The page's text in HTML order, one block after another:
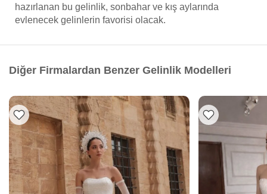
hazırlanan bu gelinlik, sonbahar ve kış aylarında
evlenecek gelinlerin favorisi olacak.
Diğer Firmalardan Benzer Gelinlik Modelleri